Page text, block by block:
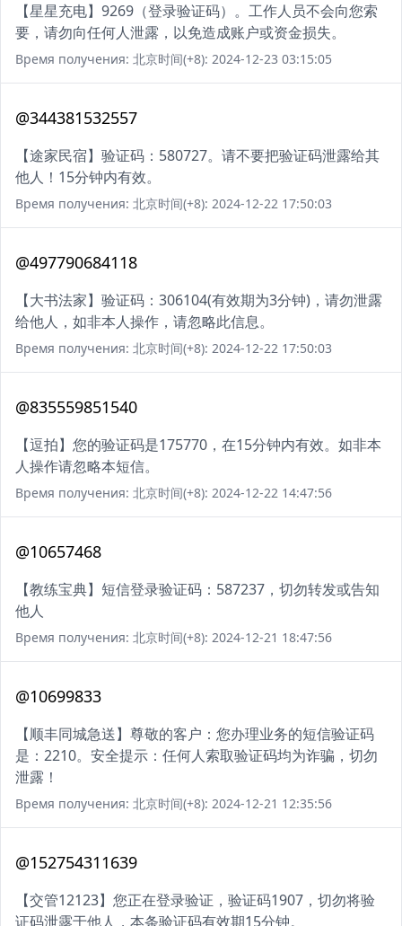
【星星充电】9269（登录验证码）。工作人员不会向您索
要，请勿向任何人泄露，以免造成账户或资金损失。
Время получения: 北京时间(+8): 2024-12-23 03:15:05
@344381532557
【途家民宿】验证码：580727。请不要把验证码泄露给其
他人！15分钟内有效。
Время получения: 北京时间(+8): 2024-12-22 17:50:03
@497790684118
【大书法家】验证码：306104(有效期为3分钟)，请勿泄露
给他人，如非本人操作，请忽略此信息。
Время получения: 北京时间(+8): 2024-12-22 17:50:03
@835559851540
【逗拍】您的验证码是175770，在15分钟内有效。如非本
人操作请忽略本短信。
Время получения: 北京时间(+8): 2024-12-22 14:47:56
@10657468
【教练宝典】短信登录验证码：587237，切勿转发或告知
他人
Время получения: 北京时间(+8): 2024-12-21 18:47:56
@10699833
【顺丰同城急送】尊敬的客户：您办理业务的短信验证码
是：2210。安全提示：任何人索取验证码均为诈骗，切勿
泄露！
Время получения: 北京时间(+8): 2024-12-21 12:35:56
@152754311639
【交管12123】您正在登录验证，验证码1907，切勿将验
证码泄露于他人，本条验证码有效期15分钟。